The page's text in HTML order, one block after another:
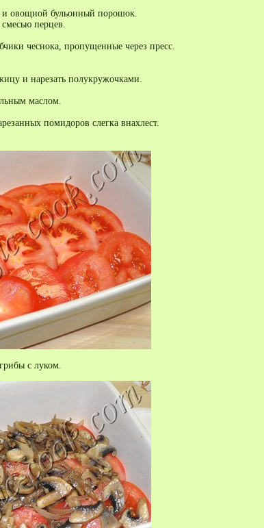
и овощной бульонный порошок.
перцев.
чеснока, пропущенные через пресс.
и нарезать полукружочками.
маслом.
помидоров слегка внахлест.
с луком.